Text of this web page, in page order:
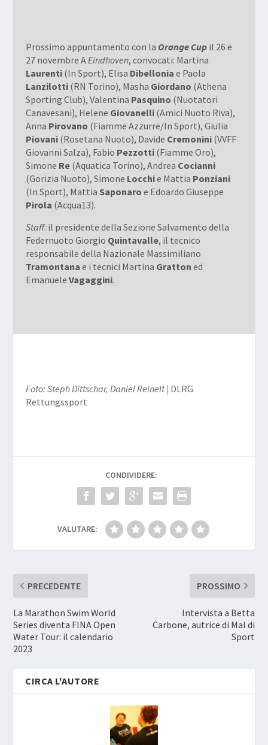
Prossimo appuntamento con la Orange Cupil 26 e
27 novembre AEindhoven, convocati: Martina
Laurenti(In Sport), Elisa Dibellonia e Paola
Lanzilotti(RN Torino), Masha Giordano (Athena
Sporting Club), Valentina Pasquino (Nuotatori
Canavesani), Helene Giovanelli(Amici Nuoto Riva),
Anna Pirovano (Fiamme Azzurre/In Sport), Giulia
Piovani(Rosetana Nuoto), Davide Cremonini(VVFF
Giovanni Salza), Fabio Pezzotti(Fiamme Oro),
Simone Re(Aquatica Torino), Andrea Cocianni
(Gorizia Nuoto), Simone Locchie Mattia Ponziani
(In Sport), Mattia Saponaro e Edoardo Giuseppe
Pirola (Acqua13).
Staff: il presidente della Sezione Salvamento della
Federnuoto Giorgio Quintavalle, il tecnico
responsabile della Nazionale Massimiliano
Tramontana e i tecnici Martina Gratton ed
Emanuele Vagaggini.
Foto: Steph Dittschar, Daniel Reinelt | DLRG
Rettungssport
CONDIVIDERE:
VALUTARE:
PRECEDENTE
La Marathon Swim World
Series diventa FINA Open
Water Tour: il calendario
2023
PROSSIMO
Intervista a Betta
Carbone, autrice di Mal di
Sport
CIRCA L'AUTORE